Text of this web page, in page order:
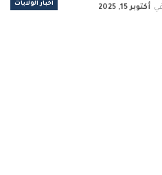
أخبار الولايات في أكتوبر 15, 2025